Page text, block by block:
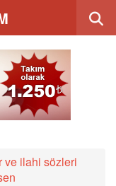
ve ilahi sözleri